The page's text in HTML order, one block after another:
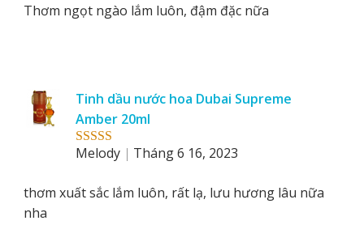
Thơm ngọt ngào lắm luôn, đậm đặc nữa
Rated5out
Tinh dầu nước hoa Dubai Supreme
Amber 20ml
Melody
Tháng 6 16, 2023
thơm xuất sắc lắm luôn, rất lạ, lưu hương lâu nữa
nha